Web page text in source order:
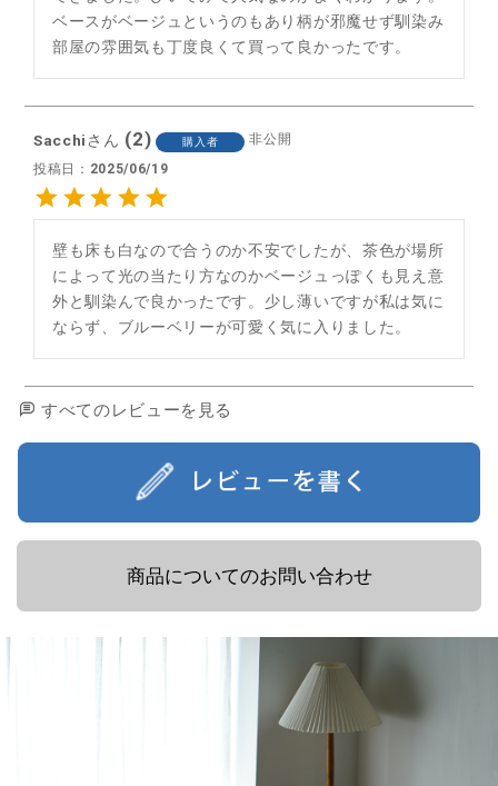
ベースがベージュというのもあり柄が邪魔せず馴染み
部屋の雰囲気も丁度良くて買って良かったです。
Sacchi 2 購入者
非公開
投稿日
2025/06/19
壁も床も白なので合うのか不安でしたが、茶色が場所
によって光の当たり方なのかベージュっぽくも見え意
外と馴染んで良かったです。少し薄いですが私は気に
ならず、ブルーベリーが可愛く気に入りました。
すべてのレビューを見る
商品についてのお問い合わせ